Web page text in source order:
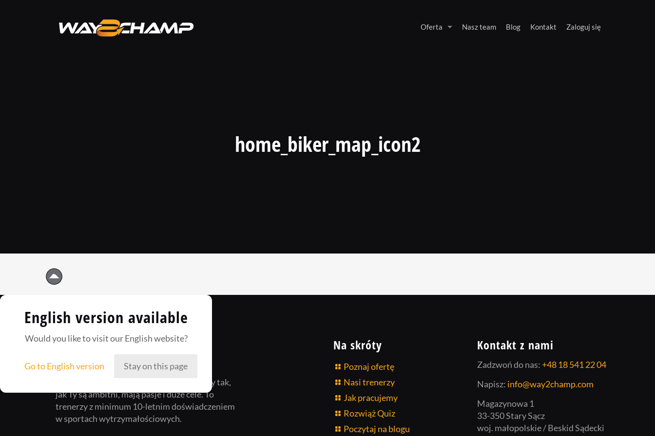
Oferta Nasz team Blog Kontakt Zaloguj się
home_biker_map_icon2
Way2Champ to zgrana załoga ludzi, którzy tak,
jak Ty są ambitni, mają pasje i duże cele. To
trenerzy z minimum 10-letnim doświadczeniem
w sportach wytrzymałościowych.
Na skróty
Poznaj ofertę
Nasi trenerzy
Jak pracujemy
Rozwiąż Quiz
Poczytaj na blogu
Kontakt z nami
Zadzwoń do nas: +48 18 541 22 04
Napisz: info@way2champ.com
Magazynowa 1
33-350 Stary Sącz
woj. małopolskie / Beskid Sądecki
English version available
Would you like to visit our English website?
Go to English version Stay on this page